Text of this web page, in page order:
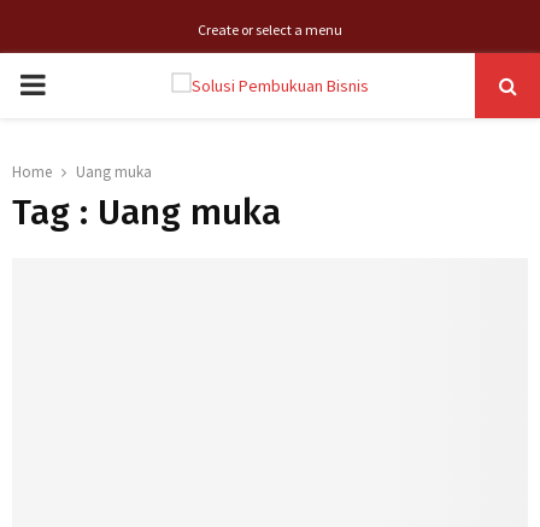
Create or select a menu
PRIMARY
Home Uang muka
Tag : Uang muka